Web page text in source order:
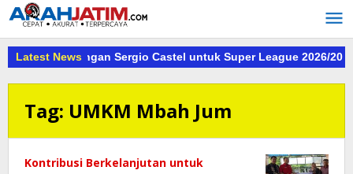
Lewati
ke
konten
Latest News
Tanda Tangan Sergio Castel untuk Super League 2026/2027
Tag: UMKM Mbah Jum
​Kontribusi Berkelanjutan untuk